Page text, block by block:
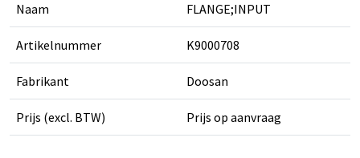
Naam FLANGE;INPUT
Artikelnummer K9000708
Fabrikant Doosan
Prijs (excl. BTW) Prijs op aanvraag